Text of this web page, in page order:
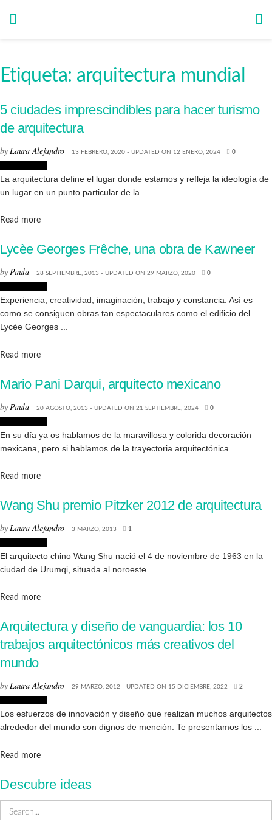
Etiqueta: arquitectura mundial
5 ciudades imprescindibles para hacer turismo
de arquitectura
byLaura Alejandro 13 FEBRERO, 2020 - UPDATED ON 12 ENERO, 2024 0
La arquitectura define el lugar donde estamos y refleja la ideología de
un lugar en un punto particular de la ...
Read moreDetails
Lycèe Georges Frêche, una obra de Kawneer
byPaula 28 SEPTIEMBRE, 2013 - UPDATED ON 29 MARZO, 2020 0
Experiencia, creatividad, imaginación, trabajo y constancia. Así es
como se consiguen obras tan espectaculares como el edificio del
Lycée Georges ...
Read moreDetails
Mario Pani Darqui, arquitecto mexicano
by Paula 20 AGOSTO, 2013 - UPDATED ON 21 SEPTIEMBRE, 2024 0
En su día ya os hablamos de la maravillosa y colorida decoración
mexicana, pero si hablamos de la trayectoria arquitectónica ...
Read moreDetails
Wang Shu premio Pitzker 2012 de arquitectura
byLaura Alejandro 3 MARZO, 2013 1
El arquitecto chino Wang Shu nació el 4 de noviembre de 1963 en la
ciudad de Urumqi, situada al noroeste ...
Read moreDetails
Arquitectura y diseño de vanguardia: los 10
trabajos arquitectónicos más creativos del
mundo
byLaura Alejandro 29 MARZO, 2012 - UPDATED ON 15 DICIEMBRE, 2022 2
Los esfuerzos de innovación y diseño que realizan muchos arquitectos
alrededor del mundo son dignos de mención. Te presentamos los ...
Read moreDetails
Descubre ideas